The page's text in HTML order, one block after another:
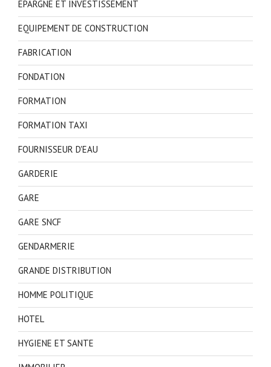
EPARGNE ET INVESTISSEMENT
EQUIPEMENT DE CONSTRUCTION
FABRICATION
FONDATION
FORMATION
FORMATION TAXI
FOURNISSEUR D'EAU
GARDERIE
GARE
GARE SNCF
GENDARMERIE
GRANDE DISTRIBUTION
HOMME POLITIQUE
HOTEL
HYGIENE ET SANTE